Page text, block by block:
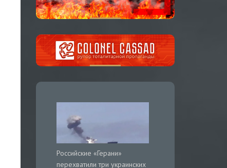
Российские «Герани»
перехватили три украинских